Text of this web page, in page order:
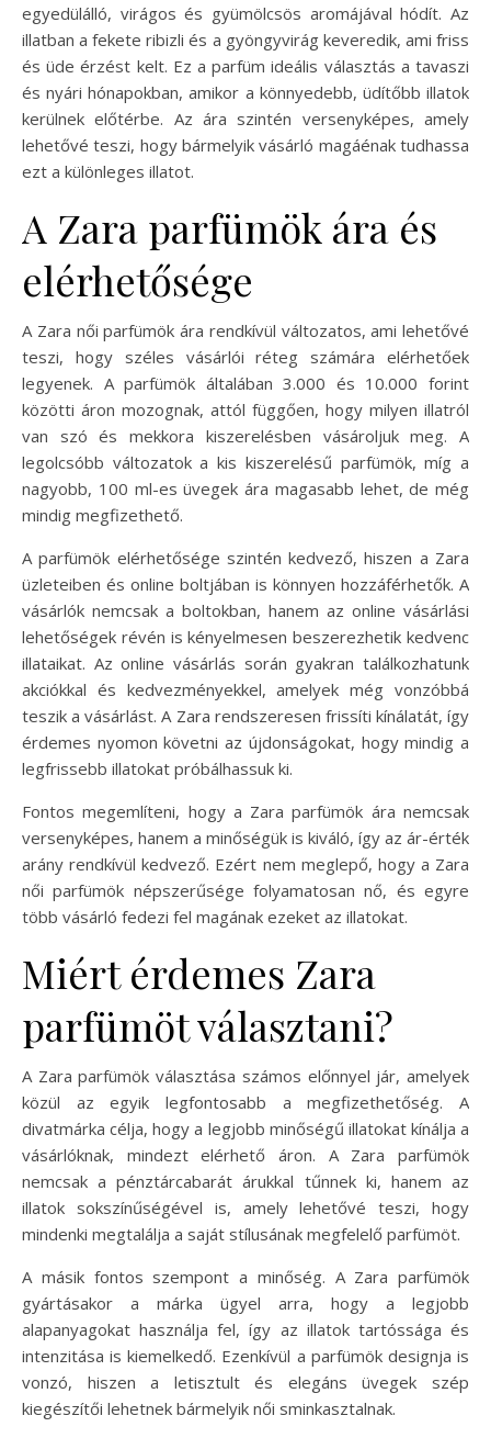
egyedülálló, virágos és gyümölcsös aromájával hódít. Az
illatban a fekete ribizli és a gyöngyvirág keveredik, ami friss
és üde érzést kelt. Ez a parfüm ideális választás a tavaszi
és nyári hónapokban, amikor a könnyedebb, üdítőbb illatok
kerülnek előtérbe. Az ára szintén versenyképes, amely
lehetővé teszi, hogy bármelyik vásárló magáénak tudhassa
ezt a különleges illatot.
A Zara parfümök ára és
elérhetősége
A Zara női parfümök ára rendkívül változatos, ami lehetővé
teszi, hogy széles vásárlói réteg számára elérhetőek
legyenek. A parfümök általában 3.000 és 10.000 forint
közötti áron mozognak, attól függően, hogy milyen illatról
van szó és mekkora kiszerelésben vásároljuk meg. A
legolcsóbb változatok a kis kiszerelésű parfümök, míg a
nagyobb, 100 ml-es üvegek ára magasabb lehet, de még
mindig megfizethető.
A parfümök elérhetősége szintén kedvező, hiszen a Zara
üzleteiben és online boltjában is könnyen hozzáférhetők. A
vásárlók nemcsak a boltokban, hanem az online vásárlási
lehetőségek révén is kényelmesen beszerezhetik kedvenc
illataikat. Az online vásárlás során gyakran találkozhatunk
akciókkal és kedvezményekkel, amelyek még vonzóbbá
teszik a vásárlást. A Zara rendszeresen frissíti kínálatát, így
érdemes nyomon követni az újdonságokat, hogy mindig a
legfrissebb illatokat próbálhassuk ki.
Fontos megemlíteni, hogy a Zara parfümök ára nemcsak
versenyképes, hanem a minőségük is kiváló, így az ár-érték
arány rendkívül kedvező. Ezért nem meglepő, hogy a Zara
női parfümök népszerűsége folyamatosan nő, és egyre
több vásárló fedezi fel magának ezeket az illatokat.
Miért érdemes Zara
parfümöt választani?
A Zara parfümök választása számos előnnyel jár, amelyek
közül az egyik legfontosabb a megfizethetőség. A
divatmárka célja, hogy a legjobb minőségű illatokat kínálja a
vásárlóknak, mindezt elérhető áron. A Zara parfümök
nemcsak a pénztárcabarát árukkal tűnnek ki, hanem az
illatok sokszínűségével is, amely lehetővé teszi, hogy
mindenki megtalálja a saját stílusának megfelelő parfümöt.
A másik fontos szempont a minőség. A Zara parfümök
gyártásakor a márka ügyel arra, hogy a legjobb
alapanyagokat használja fel, így az illatok tartóssága és
intenzitása is kiemelkedő. Ezenkívül a parfümök designja is
vonzó, hiszen a letisztult és elegáns üvegek szép
kiegészítői lehetnek bármelyik női sminkasztalnak.